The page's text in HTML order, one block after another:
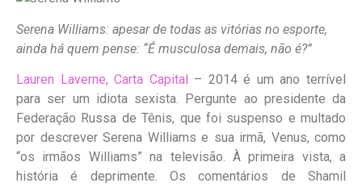
Serena Williams: apesar de todas as vitórias no esporte,
ainda há quem pense: “É musculosa demais, não é?”
Lauren Laverne, Carta Capital
– 2014 é um ano terrível
para ser um idiota sexista. Pergunte ao presidente da
Federação Russa de Tênis, que foi suspenso e multado
por descrever Serena Williams e sua irmã, Venus, como
“os irmãos Williams” na televisão. À primeira vista, a
história é deprimente. Os comentários de Shamil